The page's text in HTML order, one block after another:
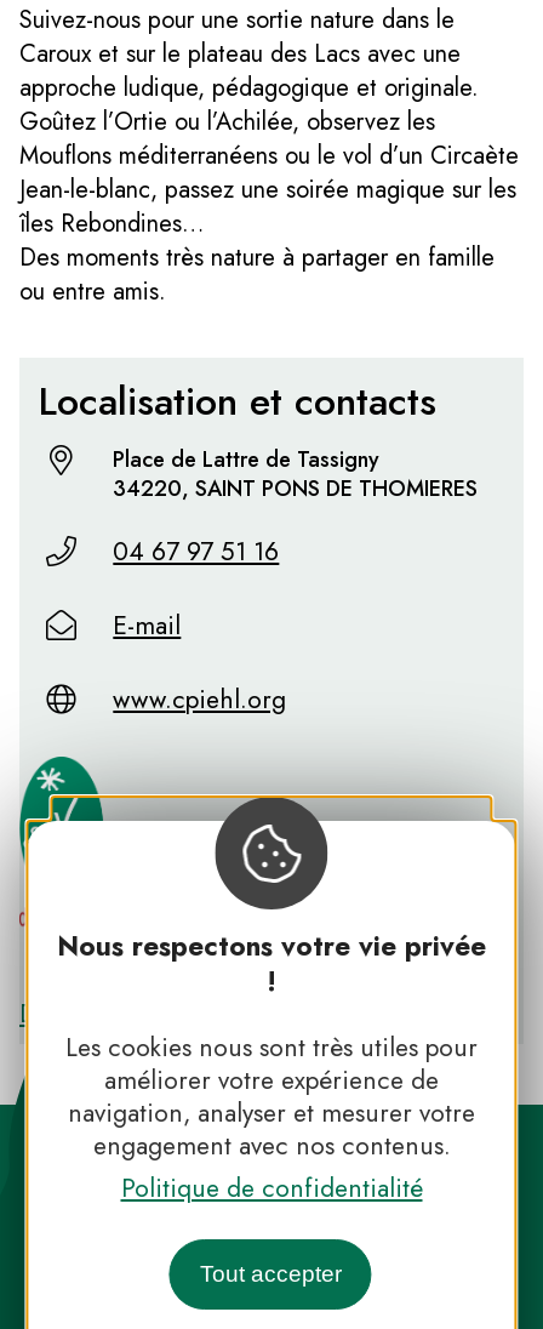
Nous respectons votre vie privée
!
Les cookies nous sont très utiles pour
améliorer votre expérience de
navigation, analyser et mesurer votre
engagement avec nos contenus.
Politique de confidentialité
Tout accepter
Suivez-nous pour une sortie nature dans le
Caroux et sur le plateau des Lacs avec une
approche ludique, pédagogique et originale.
Goûtez l’Ortie ou l’Achilée, observez les
Mouflons méditerranéens ou le vol d’un Circaète
Jean-le-blanc, passez une soirée magique sur les
îles Rebondines…
Des moments très nature à partager en famille
ou entre amis.
Localisation et contacts
Place de Lattre de Tassigny
34220, SAINT PONS DE THOMIERES
04 67 97 51 16
E-mail
www.cpiehl.org
PNR DU HAUT-LANGUEDOC
Découvrir le PNR DU HAUT-LANGUEDOC
Destination Parcs, de l’inspiration en